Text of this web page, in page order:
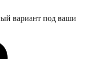
вариант под ваши